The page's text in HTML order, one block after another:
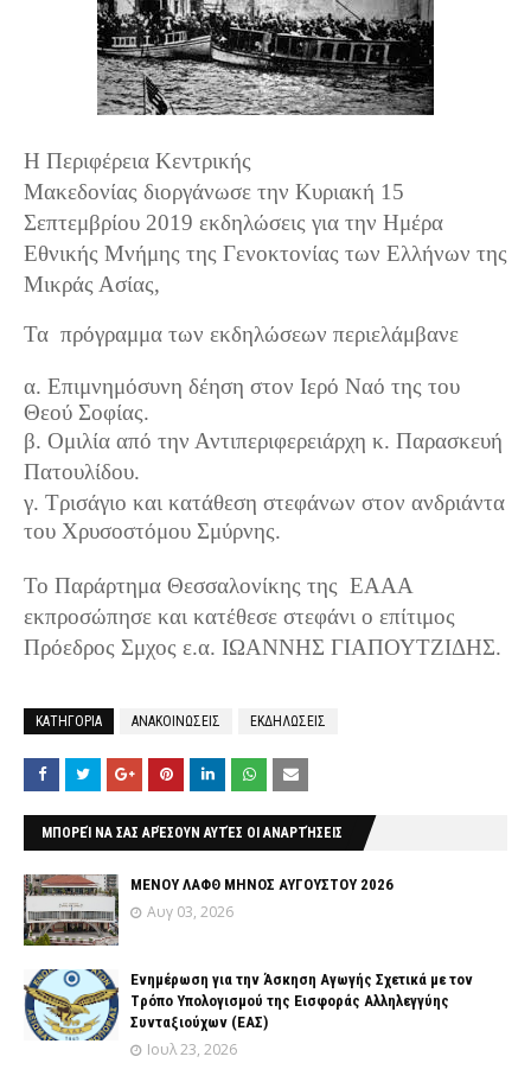
Η Περιφέρεια Κεντρικής
Μακεδονίας διοργάνωσε την Κυριακή 15
Σεπτεμβρίου 2019 εκδηλώσεις για την Ημέρα
Εθνικής Μνήμης της Γενοκτονίας των Ελλήνων της
Μικράς Ασίας,
Τα πρόγραμμα των εκδηλώσεων περιελάμβανε
α. Επιμνημόσυνη δέηση στον Ιερό Ναό της του
Θεού Σοφίας.
β. Ομιλία από την Αντιπεριφερειάρχη κ. Παρασκευή
Πατουλίδου.
γ. Τρισάγιο και κατάθεση στεφάνων στον ανδριάντα
του Χρυσοστόμου Σμύρνης.
Το Παράρτημα Θεσσαλονίκης της ΕΑΑΑ
εκπροσώπησε και κατέθεσε στεφάνι ο επίτιμος
Πρόεδρος Σμχος ε.α. ΙΩΑΝΝΗΣ ΓΙΑΠΟΥΤΖΙΔΗΣ.
ΚΑΤΗΓΟΡΙΑ ΑΝΑΚΟΙΝΩΣΕΙΣ ΕΚΔΗΛΩΣΕΙΣ
ΜΠΟΡΕΊ ΝΑ ΣΑΣ ΑΡΈΣΟΥΝ ΑΥΤΈΣ ΟΙ ΑΝΑΡΤΉΣΕΙΣ
ΜΕΝΟΥ ΛΑΦΘ ΜΗΝΟΣ ΑΥΓΟΥΣΤΟΥ 2026
Αυγ 03, 2026
Ενημέρωση για την Άσκηση Αγωγής Σχετικά με τον
Tρόπο Yπολογισμού της Εισφοράς Αλληλεγγύης
Συνταξιούχων (ΕΑΣ)
Ιουλ 23, 2026